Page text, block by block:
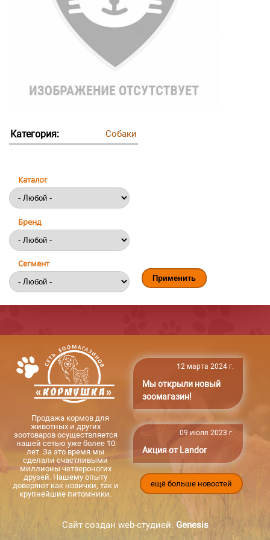
Категория: Собаки
Каталог
Бренд
Сегмент
Продажа кормов для
животных и других
зоотоваров осуществляется
нашей сетью уже более 10
лет. За это время мы
сделали счастливыми
миллионы четвероногих
друзей. Нашему опыту
доверяют как новички, так и
крупнейшие питомники.
12 марта 2024 г.
Мы открыли новый
зоомагазин!
09 июля 2023 г.
Акция от Landor
ещё больше новостей
Сайт создан web-студией: Genesis